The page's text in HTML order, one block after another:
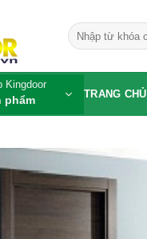
Tìm
kiếm:
Kingdoor
phẩm TRANG CHỦ